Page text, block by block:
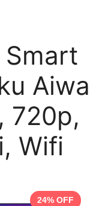
Smart
Aiwa
720p,
Wifi
24% OFF